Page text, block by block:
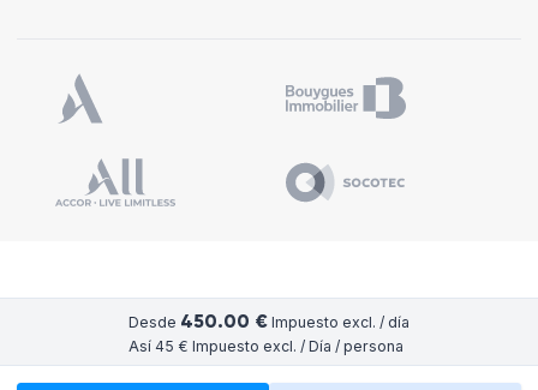
Desde 450.00 € Impuesto excl. / día
Así 45 € Impuesto excl. / Día / persona